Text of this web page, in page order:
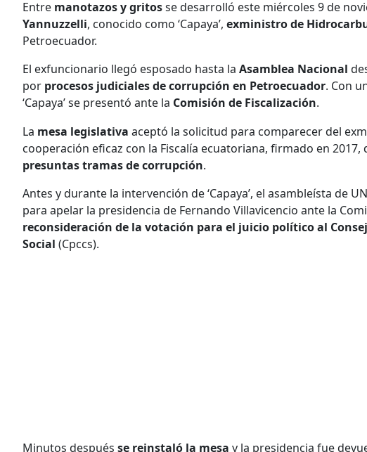
Entre manotazos y gritosse desarrolló este miércoles 9 de
Yannuzzelli, conocido como ‘Capaya’, exministro de
Petroecuador.
El exfuncionario llegó esposado hasta la Asamblea Nacional
por procesos judiciales de corrupción en Petroecuador. Con
‘Capaya’ se presentó ante la Comisión de Fiscalización.
La mesa legislativa aceptó la solicitud para comparecer del
cooperación eficaz con la Fiscalía ecuatoriana, firmado en
presuntas tramas de corrupción.
Antes y durante la intervención de ‘Capaya’, el asambleísta de
para apelar la presidencia de Fernando Villavicencio ante la
reconsideración de la votación para el juicio político al
Social (Cpccs).
Minutos después se reinstaló la mesa y la presidencia fue